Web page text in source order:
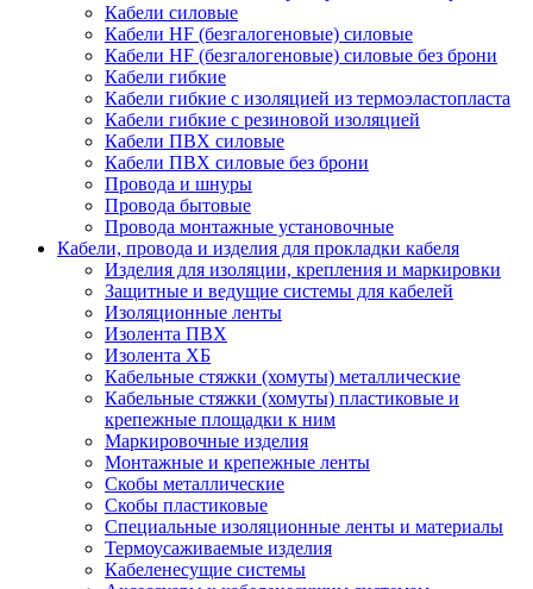
Кабели силовые
Кабели HF (безгалогеновые) силовые
Кабели HF (безгалогеновые) силовые без брони
Кабели гибкие
Кабели гибкие с изоляцией из термоэластопласта
Кабели гибкие с резиновой изоляцией
Кабели ПВХ силовые
Кабели ПВХ силовые без брони
Провода и шнуры
Провода бытовые
Провода монтажные установочные
Кабели, провода и изделия для прокладки кабеля
Изделия для изоляции, крепления и маркировки
Защитные и ведущие системы для кабелей
Изоляционные ленты
Изолента ПВХ
Изолента ХБ
Кабельные стяжки (хомуты) металлические
Кабельные стяжки (хомуты) пластиковые и
крепежные площадки к ним
Маркировочные изделия
Монтажные и крепежные ленты
Скобы металлические
Скобы пластиковые
Специальные изоляционные ленты и материалы
Термоусаживаемые изделия
Кабеленесущие системы